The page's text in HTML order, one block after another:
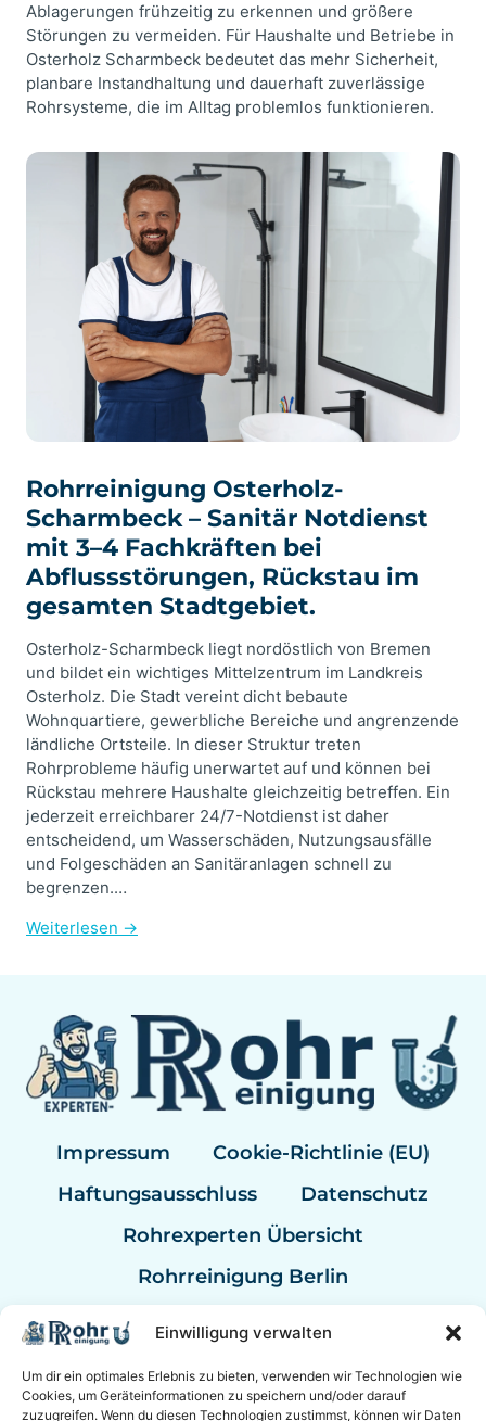
Einwilligung verwalten
Um dir ein optimales Erlebnis zu bieten, verwenden wir Technologien wie
Cookies, um Geräteinformationen zu speichern und/oder darauf
zuzugreifen. Wenn du diesen Technologien zustimmst, können wir Daten
Ablagerungen frühzeitig zu erkennen und größere
Störungen zu vermeiden. Für Haushalte und Betriebe in
Osterholz Scharmbeck bedeutet das mehr Sicherheit,
planbare Instandhaltung und dauerhaft zuverlässige
Rohrsysteme, die im Alltag problemlos funktionieren.
Rohrreinigung Osterholz-
Scharmbeck – Sanitär Notdienst
mit 3–4 Fachkräften bei
Abflussstörungen, Rückstau im
gesamten Stadtgebiet.
Osterholz-Scharmbeck liegt nordöstlich von Bremen
und bildet ein wichtiges Mittelzentrum im Landkreis
Osterholz. Die Stadt vereint dicht bebaute
Wohnquartiere, gewerbliche Bereiche und angrenzende
ländliche Ortsteile. In dieser Struktur treten
Rohrprobleme häufig unerwartet auf und können bei
Rückstau mehrere Haushalte gleichzeitig betreffen. Ein
jederzeit erreichbarer 24/7-Notdienst ist daher
entscheidend, um Wasserschäden, Nutzungsausfälle
und Folgeschäden an Sanitäranlagen schnell zu
begrenzen.…
Weiterlesen →
Impressum
Cookie-Richtlinie (EU)
Haftungsausschluss
Datenschutz
Rohrexperten Übersicht
Rohrreinigung Berlin
Rohrreinigung Hannover
Rohrreinigung Mannheim